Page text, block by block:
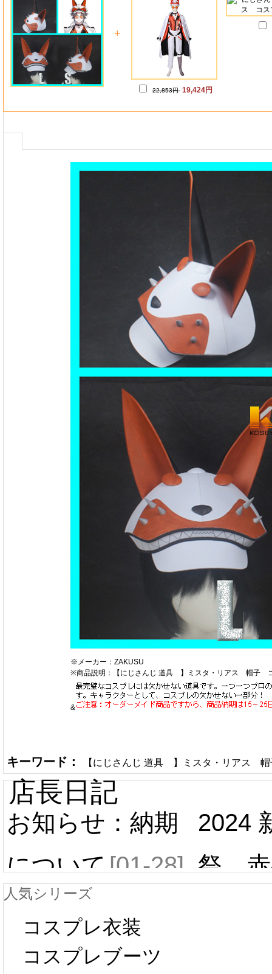
+
22,853円 19,424円
※メーカー：ZAKUSU
※商品説明：【にじさんじ 道具 】ミスタ・リアス 帽子
&
キーワード： 【にじさんじ 道具 】ミスタ・リアス
店長日記
お知らせ：納期
について[01-28]
中国旧正月の影
響で2024年2月5
2024
祭 赤
人気シリーズ
コスプレ衣装
コスプレブーツ